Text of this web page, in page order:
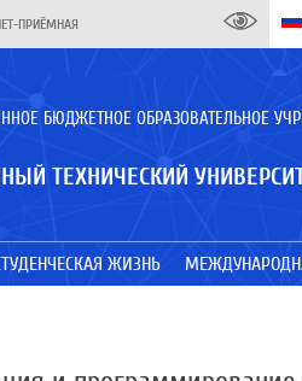
ПРИЁМНАЯ
БЮДЖЕТНОЕ ОБРАЗОВАТЕЛЬНОЕ
ТЕХНИЧЕСКИЙ
ЖИЗНЬ